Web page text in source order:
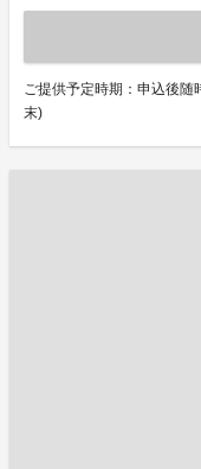
ご提供予定時期：申込後随
末)